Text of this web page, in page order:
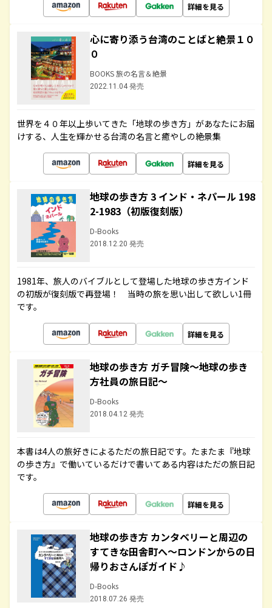
詳細を見る
心に寄り添う台湾のことばと絶景１０
０
BOOKS 旅の名言＆絶景
2022.11.04 発売
世界を４０年以上歩いてきた「地球の歩き方」があなたにお届
けする、人生を輝かせる台湾の名言と癒やしの絶景集
詳細を見る
地球の歩き方 3 インド・ネパール 198
2-1983（初版復刻版）
D-Books
2018.12.20 発売
1981年、旅人のバイブルとして登場した地球の歩き方インド
の初版が復刻版で再登場！ 当時の旅を思い出して欲しい1冊
です。
詳細を見る
地球の歩き方 ガチ冒険～地球の歩き
方社員の旅日記～
D-Books
2018.04.12 発売
本書は4人の旅好きによるただの旅日記です。たまたま『地球
の歩き方』で働いているだけで書いてある内容はただの旅日記
です。
詳細を見る
地球の歩き方 カンタベリーと周辺の
すてきな田舎町へ～ロンドンからの日
帰りおさんぽガイド♪
D-Books
2018.07.26 発売